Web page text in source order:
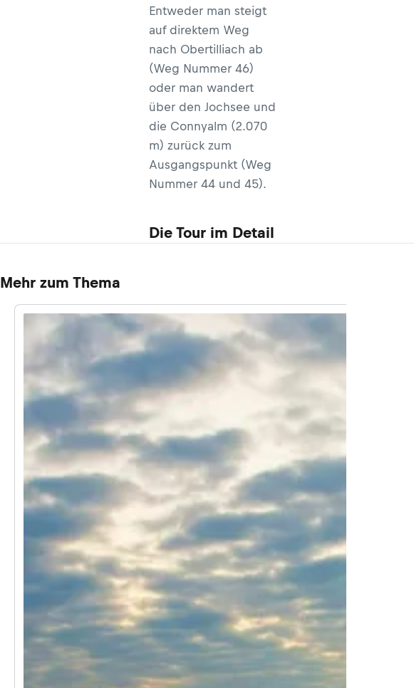
Entweder man steigt
auf direktem Weg
nach Obertilliach ab
(Weg Nummer 46)
oder man wandert
über den Jochsee und
die Connyalm (2.070
m) zurück zum
Ausgangspunkt (Weg
Nummer 44 und 45).
Die Tour im Detail
Mehr zum Thema